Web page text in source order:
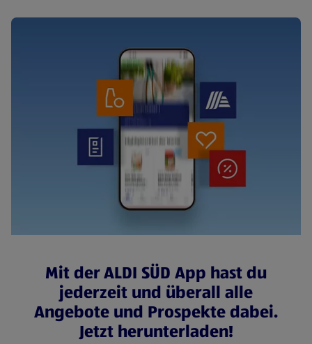
Mit der ALDI SÜD App hast du
jederzeit und überall alle
Angebote und Prospekte dabei.
Jetzt herunterladen!